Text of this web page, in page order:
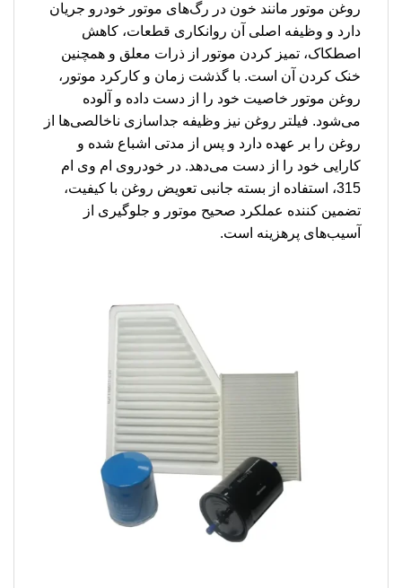
روغن موتور مانند خون در رگ‌های موتور خودرو جریان
دارد و وظیفه اصلی آن روانکاری قطعات، کاهش
اصطکاک، تمیز کردن موتور از ذرات معلق و همچنین
خنک کردن آن است. با گذشت زمان و کارکرد موتور،
روغن موتور خاصیت خود را از دست داده و آلوده
می‌شود. فیلتر روغن نیز وظیفه جداسازی ناخالصی‌ها از
روغن را بر عهده دارد و پس از مدتی اشباع شده و
کارایی خود را از دست می‌دهد. در خودروی ام وی ام
315، استفاده از بسته جانبی تعویض روغن با کیفیت،
تضمین کننده عملکرد صحیح موتور و جلوگیری از
آسیب‌های پرهزینه است.